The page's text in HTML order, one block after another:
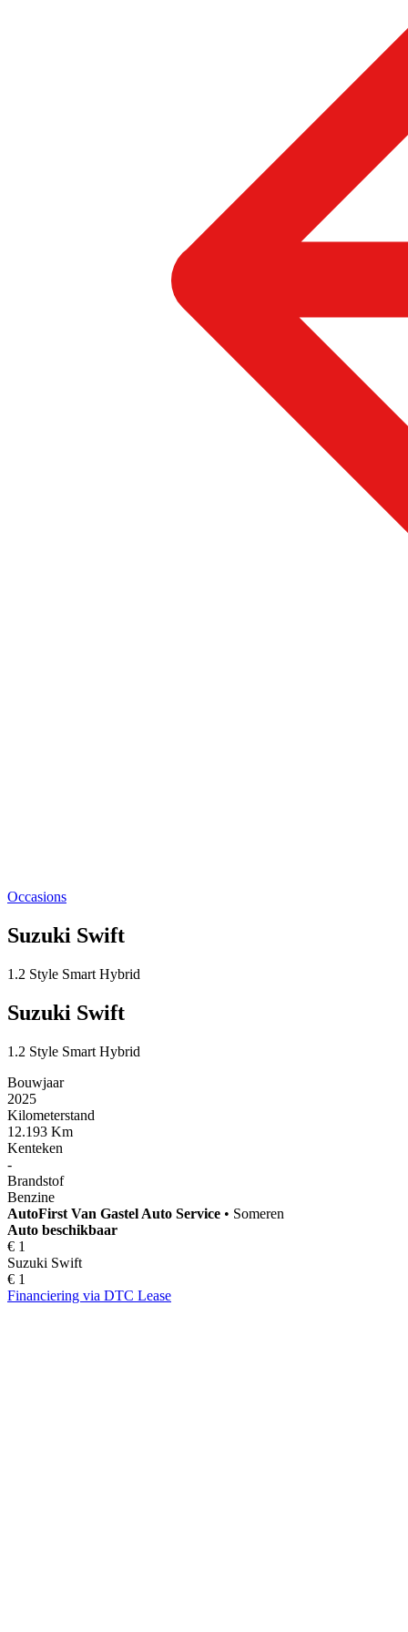
Occasions
Suzuki Swift
1.2 Style Smart Hybrid
Suzuki Swift
1.2 Style Smart Hybrid
Bouwjaar
2025
Kilometerstand
12.193 Km
Kenteken
-
Brandstof
Benzine
AutoFirst Van Gastel Auto Service • Someren
Auto beschikbaar
€ 1
Suzuki Swift
€ 1
Financiering via DTC Lease